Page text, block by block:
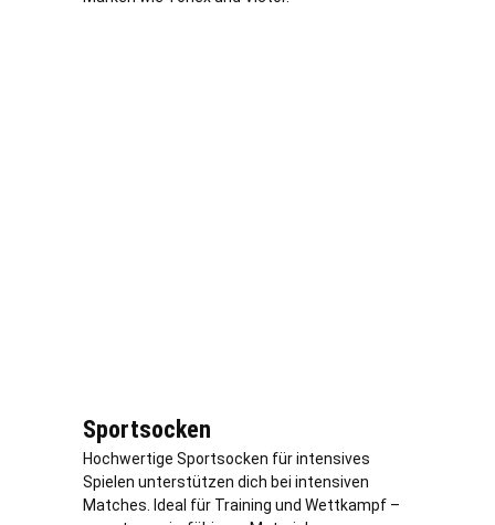
Sportsocken
Hochwertige Sportsocken für intensives
Spielen unterstützen dich bei intensiven
Matches. Ideal für Training und Wettkampf –